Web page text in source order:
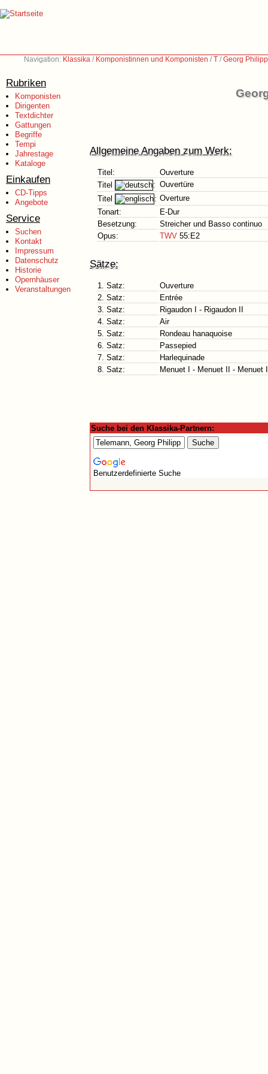
Navigation: Klassika / Komponistinnen und Komponisten /T /Georg
Rubriken
Komponisten
Dirigenten
Textdichter
Gattungen
Begriffe
Tempi
Jahrestage
Kataloge
Einkaufen
CD-Tipps
Angebote
Service
Suchen
Kontakt
Impressum
Datenschutz
Historie
Opernhäuser
Veranstaltungen
Allgemeine Angaben zum Werk:
Titel:
Ouverture
Titel
: Ouvertüre
Titel
: Overture
Tonart:
E-Dur
Besetzung:
Streicher und Basso continuo
Opus:
TWV 55:E2
Sätze:
1. Satz:
Ouverture
2. Satz:
Entrée
3. Satz:
Rigaudon I - Rigaudon II
4. Satz:
Air
5. Satz:
Rondeau hanaquoise
6. Satz:
Passepied
7. Satz:
Harlequinade
8. Satz:
Menuet I - Menuet II - Menuet
Suche bei den Klassika-Partnern:
Benutzerdefinierte Suche